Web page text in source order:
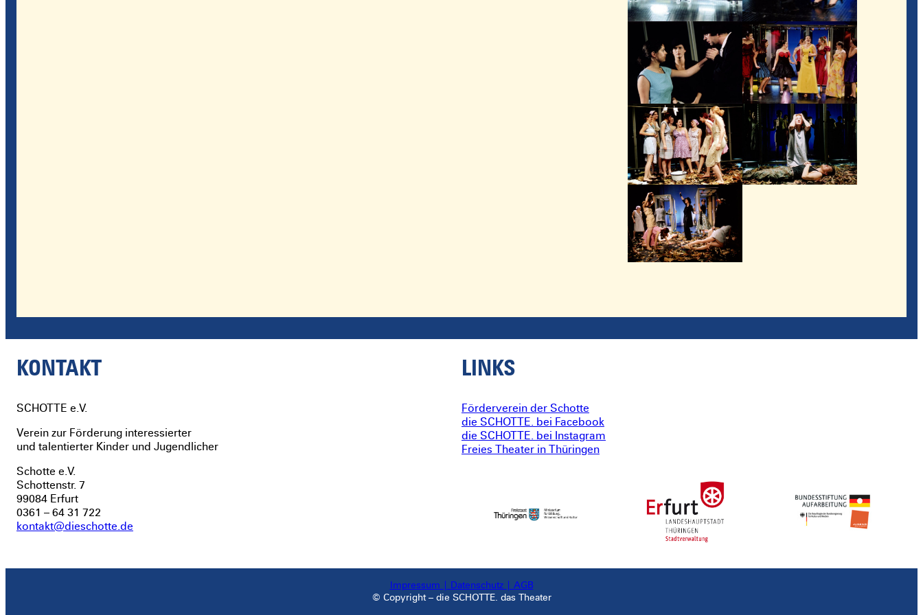
KONTAKT
SCHOTTE e.V.
Verein zur Förderung interessierter
und talentierter Kinder und Jugendlicher
Schotte e.V.
Schottenstr. 7
99084 Erfurt
0361 – 64 31 722
kontakt@dieschotte.de
LINKS
Förderverein der Schotte
die SCHOTTE. bei Facebook
die SCHOTTE. bei Instagram
Freies Theater in Thüringen
Impressum | Datenschutz | AGB
© Copyright – die SCHOTTE. das Theater